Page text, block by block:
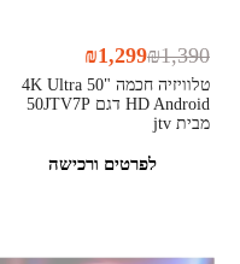
טלוויזיה חכמה "50 4K Ultra
HD Android דגם 50JTV7P
מבית jtv
₪1,390
₪1,299
לפרטים ורכישה